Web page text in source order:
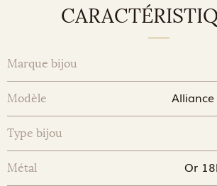
Marque bijou
Modèle
Type bijou
Métal Or